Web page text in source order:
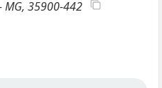
MG, 35900-442